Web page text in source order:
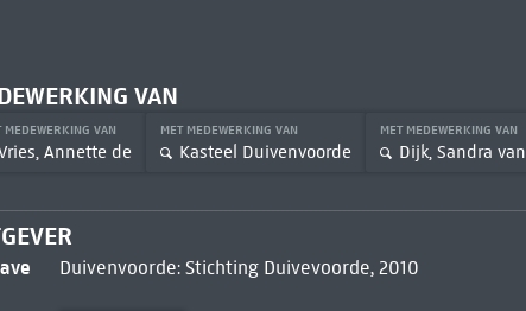
VAN
MEDEWERKING VAN
Annette de
MET MEDEWERKING VAN
Kasteel Duivenvoorde
MET MEDEWERKING VAN
Dijk, Sandra van
Duivenvoorde: Stichting Duivevoorde, 2010